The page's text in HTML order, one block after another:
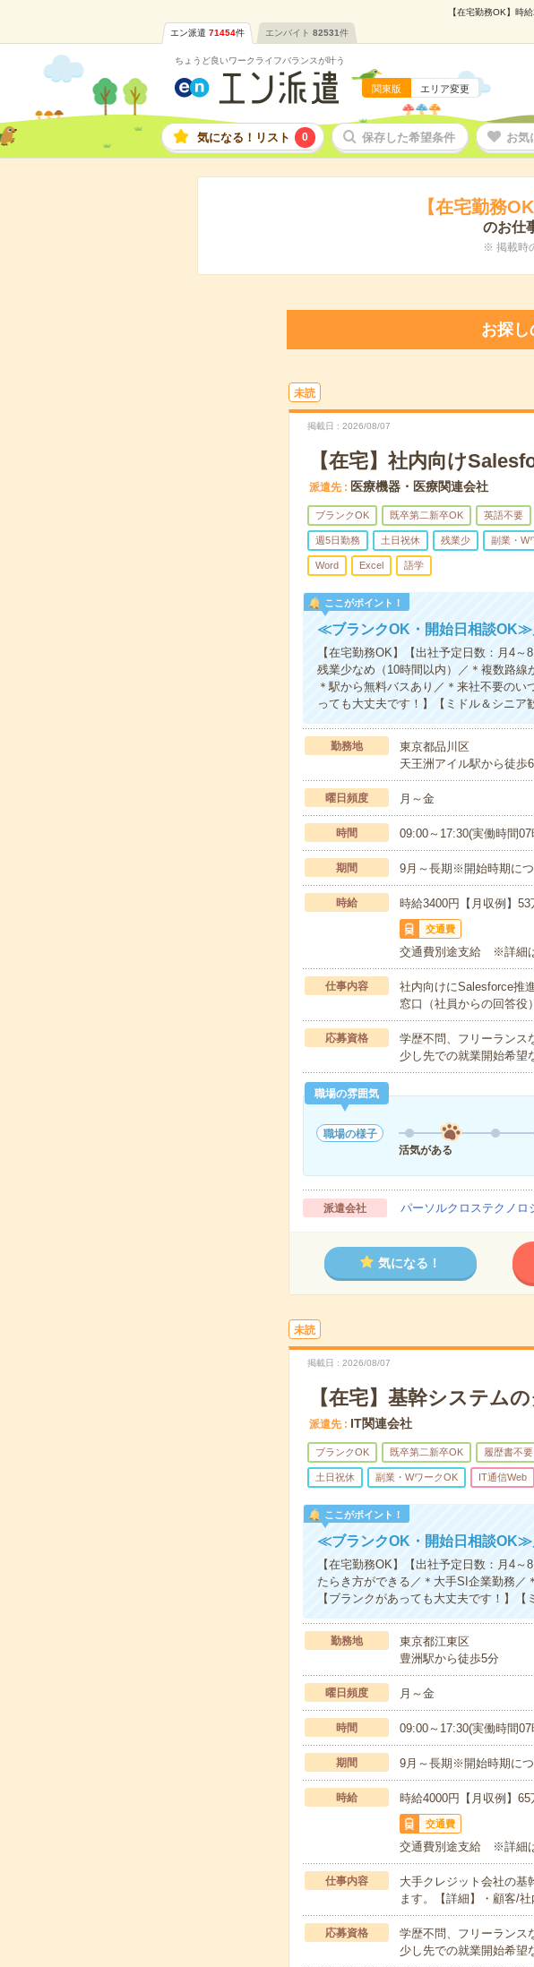
【在宅勤務OK】時
エン派遣 71454件 エンバイト 82531件
ちょうど良いワークライフバランスが叶う
関東版 エリア変更
気になる！リスト 0 保存した希望条件 お気
【在宅勤務
のお仕
※ 掲載時
お探
未読
掲載日 2026/08/07
【在宅】社内向け
派遣先 医療機器・医療関連会社
ブランクOK 既卒第二新卒OK 英語不要
週5日勤務 土日祝休 残業少 副業・W
Word Excel 語学
ここがポイント！
≪ブランクOK・開始日相談OK≫
【在宅勤務OK】【出社予定日数：月4
残業少なめ（10時間以内）／＊複数路
＊駅から無料バスあり／＊来社不要の
っても大丈夫です！】【ミドル＆シニア
勤務地
東京都品川区
天王洲アイル駅から徒歩
曜日頻度 月～金
時間 09:00～17:30(実働時間
期間 9月～長期※開始時期に
時給 時給3400円【月収例】
交通費
交通費別途支給 ※詳細
仕事内容
社内向けにSalesforce推
窓口（社員からの回答
応募資格
学歴不問、フリーランス
少し先での就業開始希望
職場の雰囲気
職場の様子
活気がある
派遣会社 パーソルクロステクノロ
気になる！
未読
掲載日 2026/08/07
【在宅】基幹システム
派遣先 IT関連会社
ブランクOK 既卒第二新卒OK 履歴書不要
土日祝休 副業・WワークOK IT通信Web
ここがポイント！
≪ブランクOK・開始日相談OK≫
【在宅勤務OK】【出社予定日数：月4
たらき方ができる／＊大手SI企業勤務／
【ブランクがあっても大丈夫です！】
勤務地
東京都江東区
豊洲駅から徒歩5分
曜日頻度 月～金
時間 09:00～17:30(実働時間
期間 9月～長期※開始時期に
時給 時給4000円【月収例】
交通費
交通費別途支給 ※詳細
仕事内容
大手クレジット会社の基
ます。【詳細】・顧客/
応募資格
学歴不問、フリーランス
少し先での就業開始希望